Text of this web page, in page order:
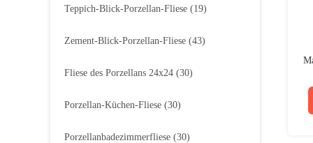
Teppich-Blick-Porzellan-Fliese (19)
Zement-Blick-Porzellan-Fliese (43)
Fliese des Porzellans 24x24 (30)
Porzellan-Küchen-Fliese (30)
Porzellanbadezimmerfliese (30)